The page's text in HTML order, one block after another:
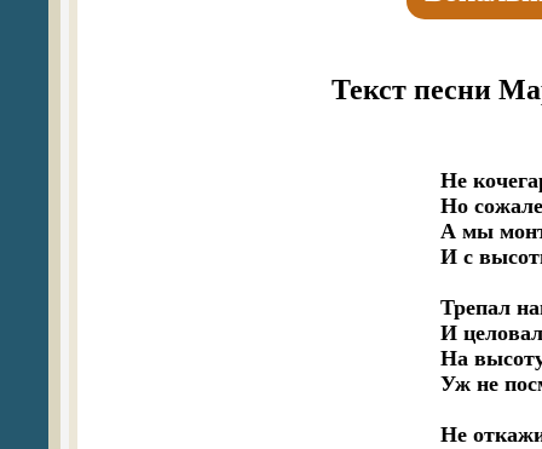
Текст песни
Не
Но
А мы
И с
Трепал
И
На
Уж не
Не